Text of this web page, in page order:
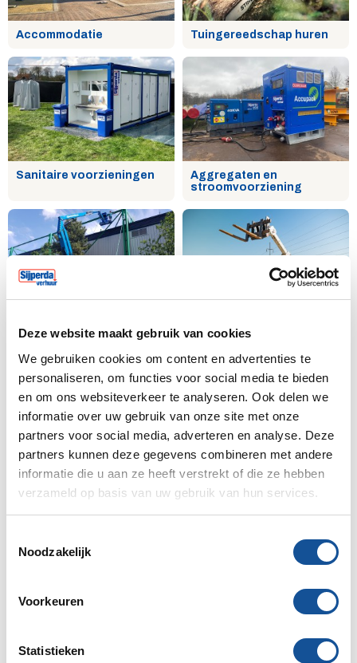
Deze website maakt gebruik van cookies
We gebruiken cookies om content en advertenties te
personaliseren, om functies voor social media te bieden
en om ons websiteverkeer te analyseren. Ook delen we
informatie over uw gebruik van onze site met onze
partners voor social media, adverteren en analyse. Deze
partners kunnen deze gegevens combineren met andere
informatie die u aan ze heeft verstrekt of die ze hebben
verzameld op basis van uw gebruik van hun services.
Noodzakelijk
Voorkeuren
Statistieken
Accommodatie Tuingereedschap huren
Sanitaire voorzieningen
Aggregaten en
stroomvoorziening
Hoogwerker huren Hijs- en hefwerktuigen
Verlichting
Compressoren en
luchtgereedschap